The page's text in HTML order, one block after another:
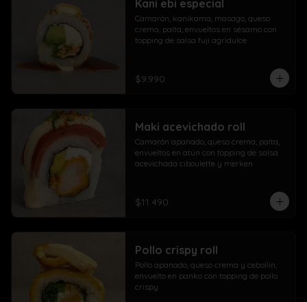
Kani ebi especial
Camarón, kanikama, masago, queso
crema, palta, envueltos en sésamo con
topping de salsa fuji agridulce
$9.990
Maki acevichado roll
Camarón apanado, queso crema, palta,
envueltos en atún con topping de salsa
acevichada ciboulette y merken
$11.490
Pollo crispy roll
Pollo apanado, queso crema y cebollín,
envuelto en panko con topping de pollo
crispy